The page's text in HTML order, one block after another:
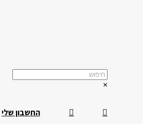
×
החשבון שלי